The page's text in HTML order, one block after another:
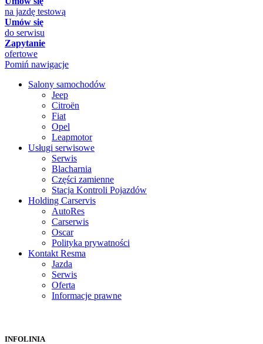
na jazdę testową
Umów się
do serwisu
Zapytanie
ofertowe
Pomiń nawigacje
Salony samochodów
Jeep
Citroën
Fiat
Opel
Leapmotor
Usługi serwisowe
Serwis
Blacharnia
Części zamienne
Stacja Kontroli Pojazdów
Holding Carservis
AutoRes
Carserwis
Oscar
Polityka prywatności
Kontakt Resma
Jazda
Serwis
Oferta
Informacje prawne
INFOLINIA